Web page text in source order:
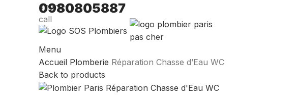
0980805887
Menu
Accueil Plomberie Réparation Chasse d’Eau WC
Back to products